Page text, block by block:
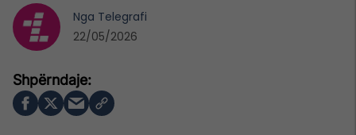
Nga Telegrafi
22/05/2026